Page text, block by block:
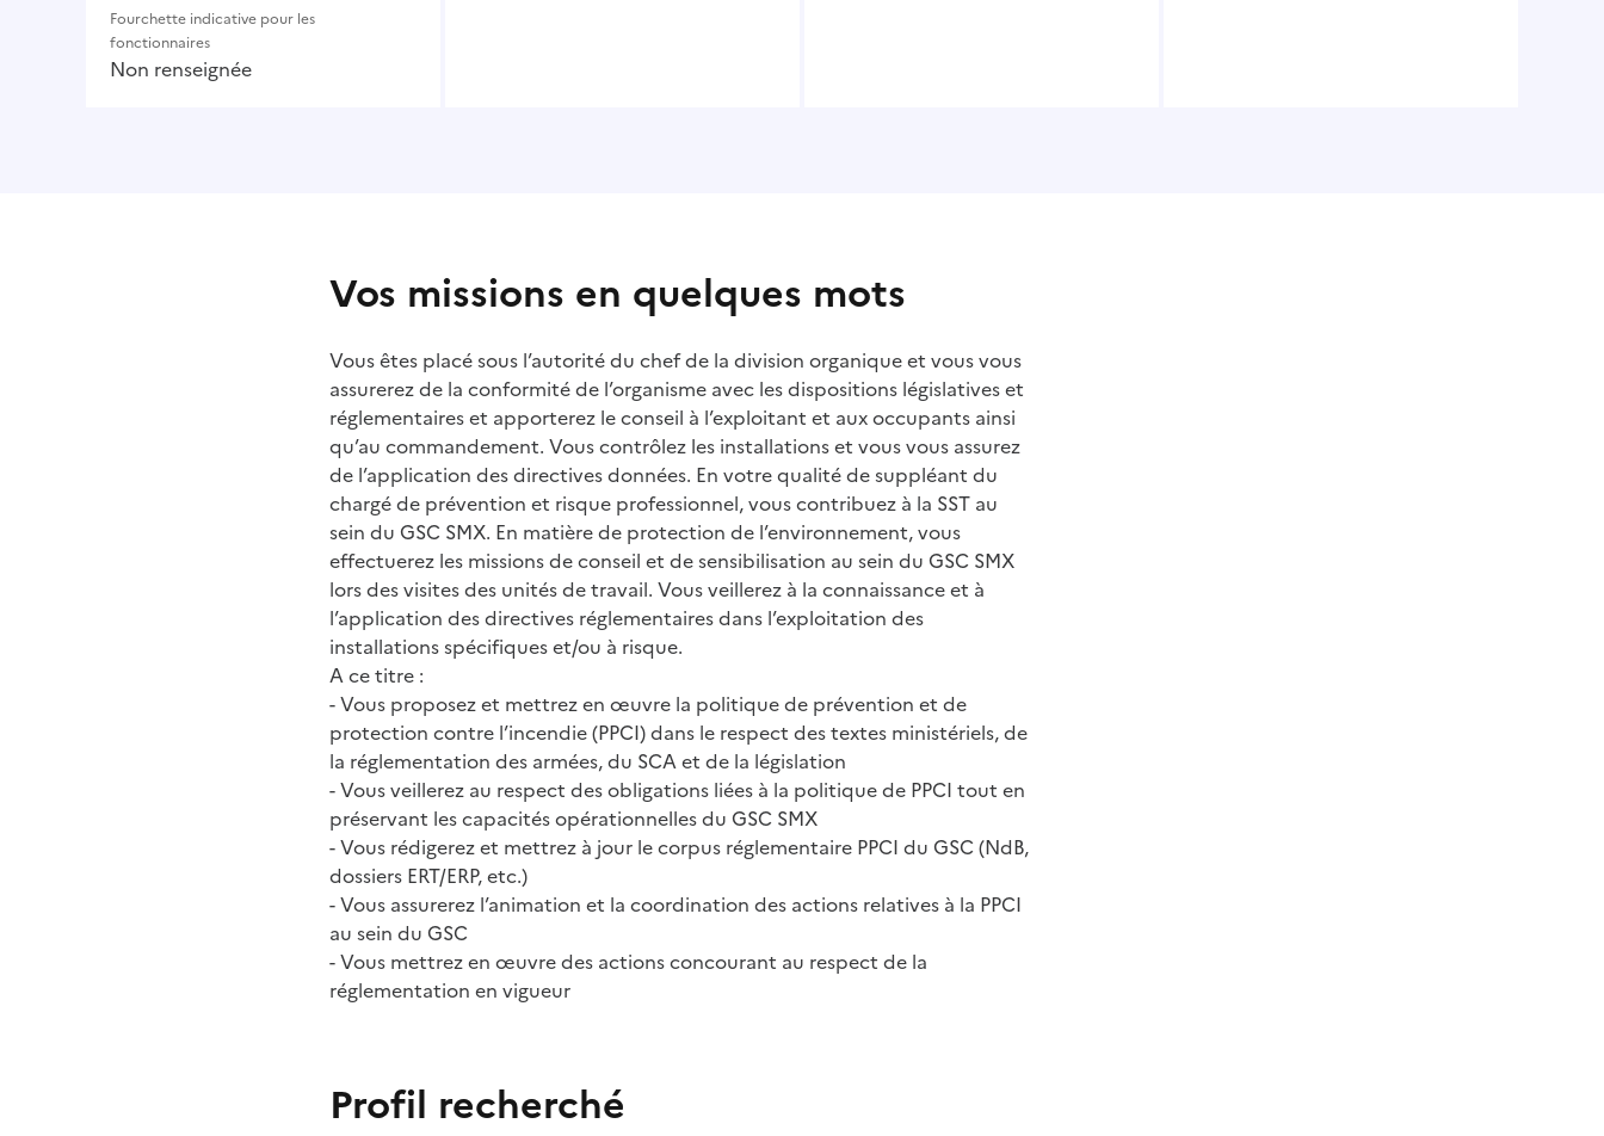
Fourchette indicative pour les
fonctionnaires
Non renseignée
Vos missions en quelques mots
Vous êtes placé sous l’autorité du chef de la division organique et vous vous
assurerez de la conformité de l’organisme avec les dispositions législatives et
réglementaires et apporterez le conseil à l’exploitant et aux occupants ainsi
qu’au commandement. Vous contrôlez les installations et vous vous assurez
de l’application des directives données. En votre qualité de suppléant du
chargé de prévention et risque professionnel, vous contribuez à la SST au
sein du GSC SMX. En matière de protection de l’environnement, vous
effectuerez les missions de conseil et de sensibilisation au sein du GSC SMX
lors des visites des unités de travail. Vous veillerez à la connaissance et à
l’application des directives réglementaires dans l’exploitation des
installations spécifiques et/ou à risque.
A ce titre :
- Vous proposez et mettrez en œuvre la politique de prévention et de
protection contre l’incendie (PPCI) dans le respect des textes ministériels, de
la réglementation des armées, du SCA et de la législation
- Vous veillerez au respect des obligations liées à la politique de PPCI tout en
préservant les capacités opérationnelles du GSC SMX
- Vous rédigerez et mettrez à jour le corpus réglementaire PPCI du GSC (NdB,
dossiers ERT/ERP, etc.)
- Vous assurerez l’animation et la coordination des actions relatives à la PPCI
au sein du GSC
- Vous mettrez en œuvre des actions concourant au respect de la
réglementation en vigueur
Profil recherché